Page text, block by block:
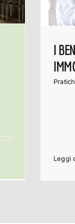
I
Leggi